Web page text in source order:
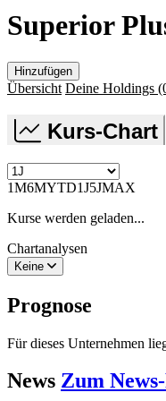
Superior
Hinzufügen
Übersicht Deine Holdings
Kurs-Chart
1M6MYTD1J5JMAX
Kurse werden geladen...
Chartanalysen
Keine
Prognose
Für dieses Unternehmen
News Zum